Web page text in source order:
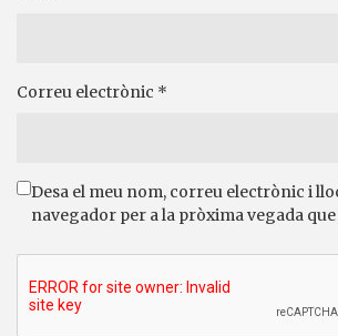
Correu electrònic *
Desa el meu nom, correu electrònic i
navegador per a la pròxima vegada